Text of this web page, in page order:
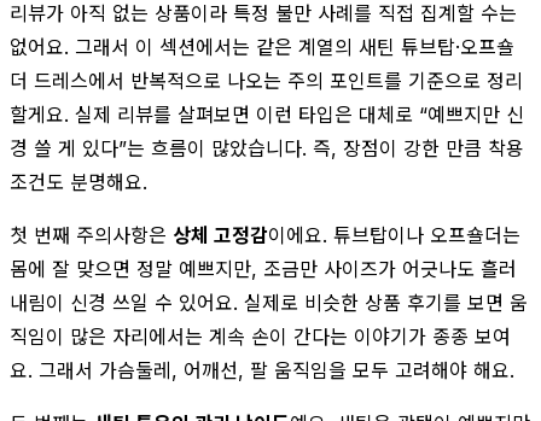
리뷰가 아직 없는 상품이라 특정 불만 사례를 직접 집계할 수는
없어요. 그래서 이 섹션에서는 같은 계열의 새틴 튜브탑·오프숄
더 드레스에서 반복적으로 나오는 주의 포인트를 기준으로 정리
할게요. 실제 리뷰를 살펴보면 이런 타입은 대체로 “예쁘지만 신
경 쓸 게 있다”는 흐름이 많았습니다. 즉, 장점이 강한 만큼 착용
조건도 분명해요.
첫 번째 주의사항은 상체 고정감이에요. 튜브탑이나 오프숄더는
몸에 잘 맞으면 정말 예쁘지만, 조금만 사이즈가 어긋나도 흘러
내림이 신경 쓰일 수 있어요. 실제로 비슷한 상품 후기를 보면 움
직임이 많은 자리에서는 계속 손이 간다는 이야기가 종종 보여
요. 그래서 가슴둘레, 어깨선, 팔 움직임을 모두 고려해야 해요.